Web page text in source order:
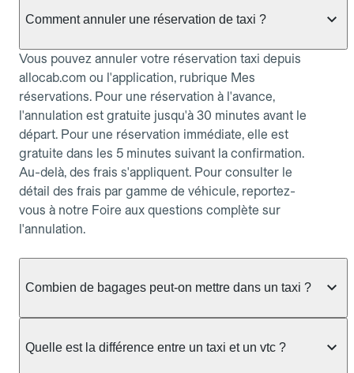
Comment annuler une réservation de taxi ?
Vous pouvez annuler votre réservation taxi depuis
allocab.com ou l'application, rubrique Mes
réservations. Pour une réservation à l'avance,
l'annulation est gratuite jusqu'à 30 minutes avant le
départ. Pour une réservation immédiate, elle est
gratuite dans les 5 minutes suivant la confirmation.
Au-delà, des frais s'appliquent. Pour consulter le
détail des frais par gamme de véhicule, reportez-
vous à notre Foire aux questions complète sur
l'annulation.
Combien de bagages peut-on mettre dans un taxi ?
taxi berline accueille en général jusqu'à 3 bagages
Quelle est la différence entre un taxi et un vtc ?